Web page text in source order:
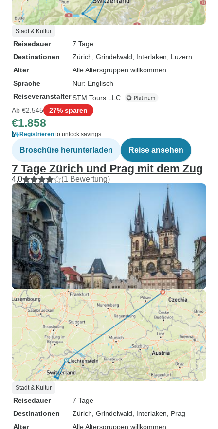
Stadt & Kultur
Reisedauer
7 Tage
Destinationen
Zürich , Grindelwald , Interlaken , Luzern
Alter
Alle Altersgruppen willkommen
Sprache
Nur: Englisch
ReiseveranstalterSTM Tours LLC
Ab €2.545 27% sparen
€1.858
Registrieren to unlock savings
Broschüre herunterladen Reise ansehen
7 Tage Zürich und Prag mit dem Zug
4,0 (1 Bewertung)
Stadt & Kultur
Reisedauer
7 Tage
Destinationen
Zürich , Grindelwald , Interlaken , Prag
Alter
Alle Altersgruppen willkommen